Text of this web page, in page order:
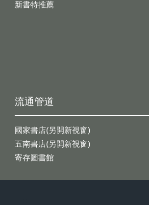
新書特推薦
流通管道
國家書店(另開新視窗)
五南書店(另開新視窗)
寄存圖書館